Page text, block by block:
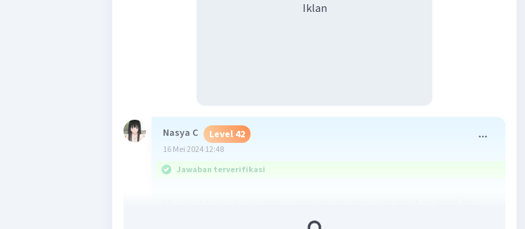
Iklan
Nasya C Level 42
16 Mei 2024 12:48
Jawaban terverifikasi
keselamatan, keamanan, dan ketersediaan makanan bagi